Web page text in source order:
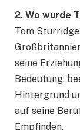
2. Wo wurde
Tom
seine
Bedeutung,
Hintergrund
auf seine
Empfinden.